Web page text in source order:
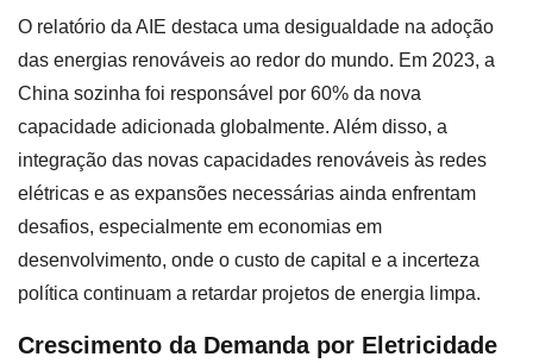
O relatório da AIE destaca uma desigualdade na adoção
das energias renováveis ao redor do mundo. Em 2023, a
China sozinha foi responsável por 60% da nova
capacidade adicionada globalmente. Além disso, a
integração das novas capacidades renováveis às redes
elétricas e as expansões necessárias ainda enfrentam
desafios, especialmente em economias em
desenvolvimento, onde o custo de capital e a incerteza
política continuam a retardar projetos de energia limpa.
Crescimento da Demanda por Eletricidade